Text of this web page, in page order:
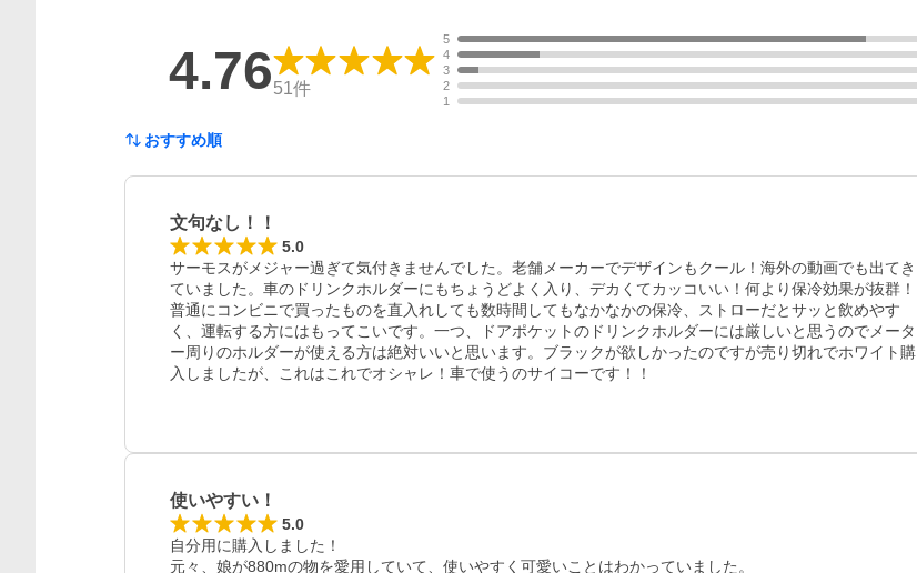
4.7651件
5
4
3
2
1
おすすめ順
文句なし！！
5.0
サーモスがメジャー過ぎて気付きませんでした。老舗メーカーでデザインもクール！海外の動画でも出てき
ていました。車のドリンクホルダーにもちょうどよく入り、デカくてカッコいい！何より保冷効果が抜群！
普通にコンビニで買ったものを直入れしても数時間してもなかなかの保冷、ストローだとサッと飲めやす
く、運転する方にはもってこいです。一つ、ドアポケットのドリンクホルダーには厳しいと思うのでメータ
ー周りのホルダーが使える方は絶対いいと思います。ブラックが欲しかったのですが売り切れでホワイト購
入しましたが、これはこれでオシャレ！車で使うのサイコーです！！
使いやすい！
5.0
自分用に購入しました！
元々、娘が880mの物を愛用していて、使いやすく可愛いことはわかっていました。